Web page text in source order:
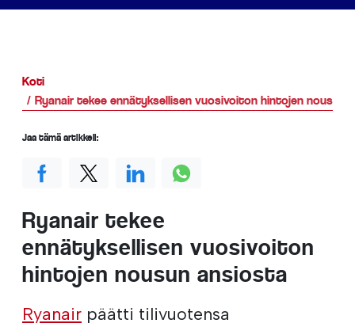
Koti
Ryanair tekee ennätyksellisen vuosivoiton hintojen nousun
Ryanair tekee
ennätyksellisen vuosivoiton
hintojen nousun ansiosta
Ryanair päätti tilivuotensa
Jaa tämä artikkeli: